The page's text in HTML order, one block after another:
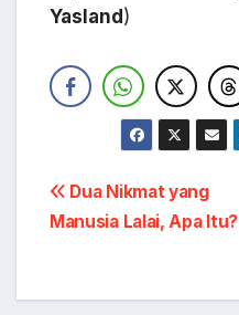
Yasland)
Navigasi
pos
Dua Nikmat yang
Manusia Lalai, Apa Itu?